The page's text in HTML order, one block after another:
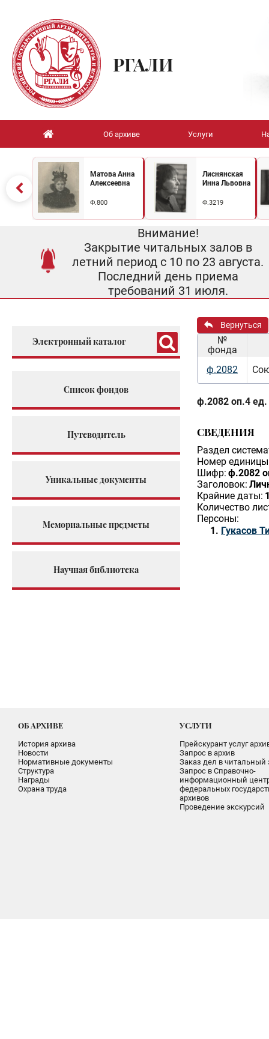
РГАЛИ
Об архиве Услуги
Матова Анна
Алексеевна
Ф.800
Лиснянская
Инна Львовна
Ф.3219
Внимание!
Закрытие читальных залов в
летний период с 10 по 23 августа.
Последний день приема
требований 31 июля.
Электронный каталог
Список фондов
Путеводитель
Уникальные документы
Мемориальные предметы
Научная библиотека
Вернуться
№
фонда
ф.2082
ф.2082 оп.4 ед.
СВЕДЕНИЯ
Раздел
Номер единицы
Шифр: ф.2082
Заголовок:
Крайние даты:
Количество
Персоны:
Гукасов
ОБ АРХИВЕ
История архива
Новости
Нормативные документы
Структура
Награды
Охрана труда
УСЛУГИ
Прейскурант услуг
Запрос в архив
Заказ дел в читальный
Запрос в Справочно-
информационный
федеральных
архивов
Проведение экскурсий